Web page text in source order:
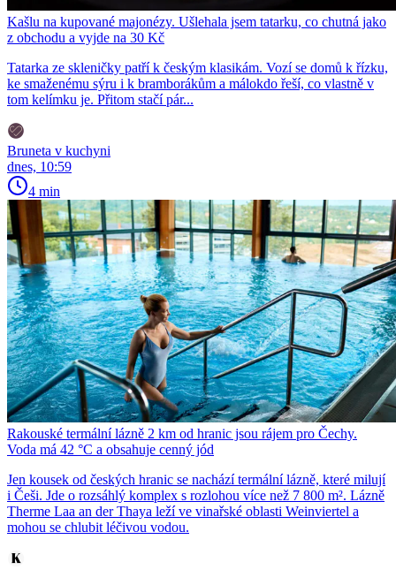
Kašlu na kupované majonézy. Ušlehala jsem tatarku, co chutná jako
z obchodu a vyjde na 30 Kč
Tatarka ze skleničky patří k českým klasikám. Vozí se domů k řízku,
ke smaženému sýru i k bramborákům a málokdo řeší, co vlastně v
tom kelímku je. Přitom stačí pár...
Bruneta v kuchyni
dnes, 10:59
4 min
Rakouské termální lázně 2 km od hranic jsou rájem pro Čechy.
Voda má 42 °C a obsahuje cenný jód
Jen kousek od českých hranic se nachází termální lázně, které milují
i Češi. Jde o rozsáhlý komplex s rozlohou více než 7 800 m². Lázně
Therme Laa an der Thaya leží ve vinařské oblasti Weinviertel a
mohou se chlubit léčivou vodou.